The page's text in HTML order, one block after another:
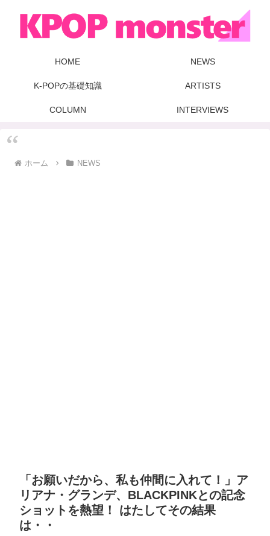
HOME NEWS
K-POPの基礎知識 ARTISTS
COLUMN INTERVIEWS
ホーム NEWS
「お願いだから、私も仲間に入れて！」ア
リアナ・グランデ、BLACKPINKとの記念
ショットを熱望！ はたしてその結果
は・・